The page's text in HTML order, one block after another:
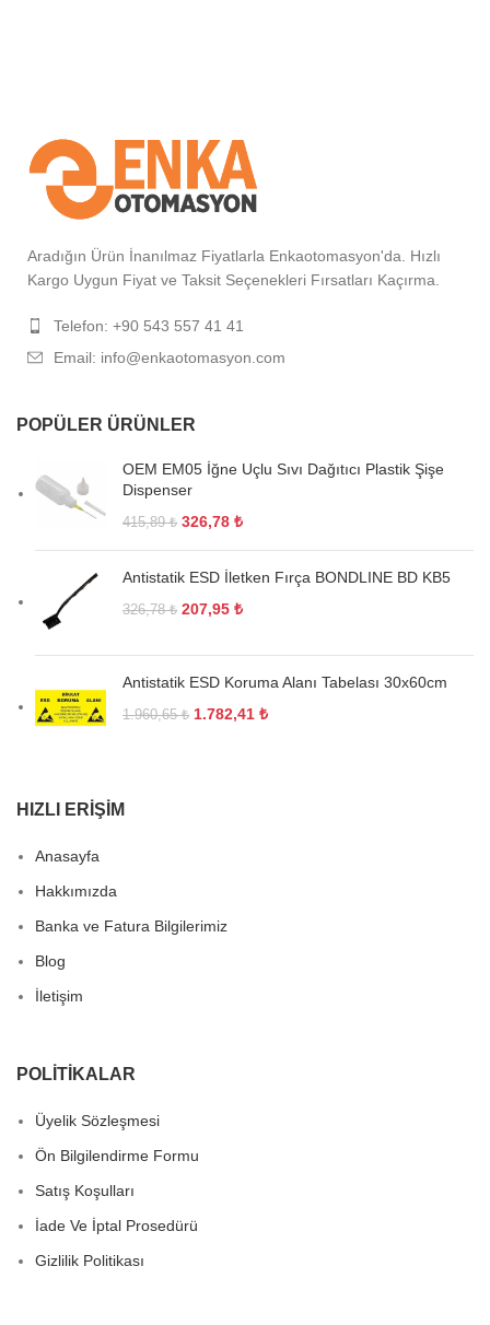
Aradığın Ürün İnanılmaz Fiyatlarla Enkaotomasyon'da. Hızlı
Kargo Uygun Fiyat ve Taksit Seçenekleri Fırsatları Kaçırma.
Telefon: +90 543 557 41 41
Email: info@enkaotomasyon.com
POPÜLER ÜRÜNLER
OEM EM05 İğne Uçlu Sıvı Dağıtıcı Plastik Şişe
Dispenser
415,89₺ 326,78 ₺
Antistatik ESD İletken Fırça BONDLINE BD KB5
326,78₺ 207,95 ₺
Antistatik ESD Koruma Alanı Tabelası 30x60cm
1.960,65₺ 1.782,41 ₺
HIZLI ERIŞIM
Anasayfa
Hakkımızda
Banka ve Fatura Bilgilerimiz
Blog
İletişim
POLITIKALAR
Üyelik Sözleşmesi
Ön Bilgilendirme Formu
Satış Koşulları
İade Ve İptal Prosedürü
Gizlilik Politikası